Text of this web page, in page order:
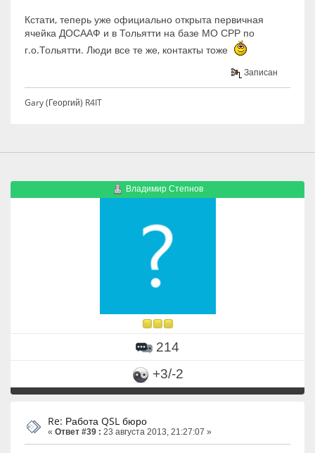
Кстати, теперь уже официально открыта первичная
ячейка ДОСААФ и в Тольятти на базе МО СРР по
г.о.Тольятти. Люди все те же, контакты тоже
Записан
Gary (Георгий) R4IT
Владимир Степнов
214
+3/-2
Re: Работа QSL бюро
« Ответ #39 : 23 августа 2013, 21:27:07 »